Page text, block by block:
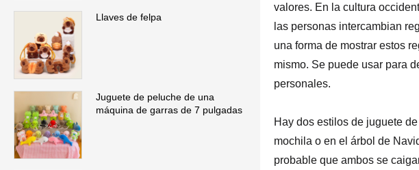
Llaves de felpa
Juguete de peluche de una
máquina de garras de 7 pulgadas
valores. En la cultura
las personas intercambian
una forma de mostrar estos
mismo. Se puede usar para
personales.
Hay dos estilos de juguete
mochila o en el árbol de
probable que ambos se